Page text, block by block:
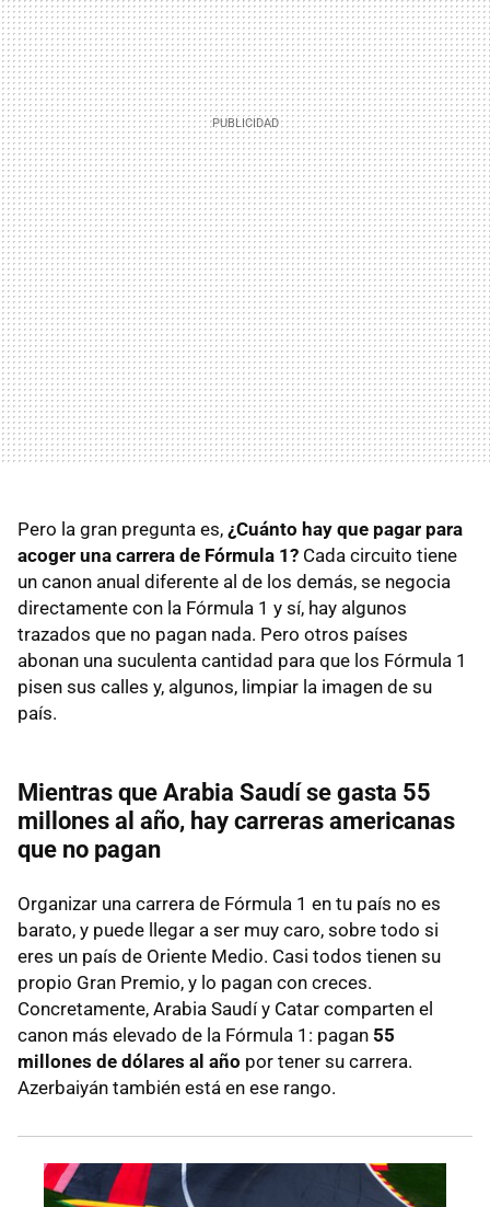
Pero la gran pregunta es, ¿Cuánto hay que pagar para
acoger una carrera de Fórmula 1? Cada circuito tiene
un canon anual diferente al de los demás, se negocia
directamente con la Fórmula 1 y sí, hay algunos
trazados que no pagan nada. Pero otros países
abonan una suculenta cantidad para que los Fórmula 1
pisen sus calles y, algunos, limpiar la imagen de su
país.
Mientras que Arabia Saudí se gasta 55
millones al año, hay carreras americanas
que no pagan
Organizar una carrera de Fórmula 1 en tu país no es
barato, y puede llegar a ser muy caro, sobre todo si
eres un país de Oriente Medio. Casi todos tienen su
propio Gran Premio, y lo pagan con creces.
Concretamente, Arabia Saudí y Catar comparten el
canon más elevado de la Fórmula 1: pagan 55
millones de dólares al año por tener su carrera.
Azerbaiyán también está en ese rango.